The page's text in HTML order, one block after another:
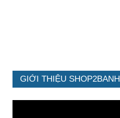
GIỚI THIỆU SHOP2BANH